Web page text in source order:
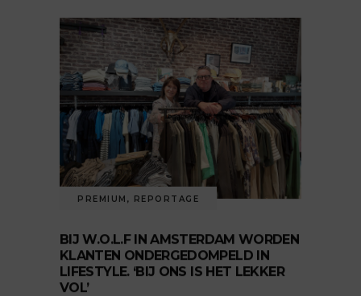
PREMIUM , REPORTAGE
BIJ W.O.L.F IN AMSTERDAM WORDEN
KLANTEN ONDERGEDOMPELD IN
LIFESTYLE. ‘BIJ ONS IS HET LEKKER
VOL’